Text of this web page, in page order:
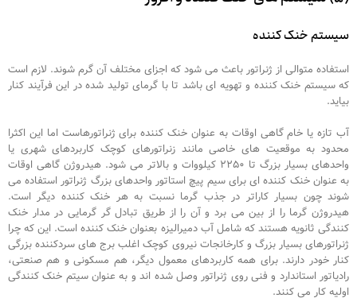
سیستم خنک کننده
استفاده متوالی از ژنراتور باعث می شود که اجزای مختلف آن گرم شوند. لازم است
که سیستم خنک کننده و تهویه ای باشد تا با گرمای تولید شده در این فرآیند کنار
بیاید.
آب تازه یا خام گاهی اوقات به عنوان خنک کننده برای ژنراتورهاست اما این اکثرا
محدود به موقعیت های خاصی مانند زنراتورهای کوچک کاربردهای شهری یا
واحدهای بسیار بزرگ تا ۲۲۵۰ کیلووات و بالاتر می شود. هیدروژن گاهی اوقات
به عنوان خنک کننده ای برای سیم پیچ استاتور واحدهای بزرگ ژنراتور استفاده می
شوند چون بسیار کاراتر در جذب گرما نسبت به هر خنک کننده دیگر است.
هیدروژن گرما را از بین می برد و آن را از طریق تبادل گر گرمایی در مدار خنک
کنندگی ثانویه هستند که شامل آب دمیرالیزه بعنوان خنک کننده است. این که چرا
ژنراتورهای بسیار بزرگ و کارخانجات نیروی کوچک اغلب برج های سردکننده بزرگی
کنار خودر دارند. برای همه کاربردهای معمول دیگر، هم مسکونی و هم صنعتی،
رادیاتور استاندارد و فنی روی ژنراتور وصل شده اند و به عنوان سیتم خنک کنندگی
اولیه کار می کنند.